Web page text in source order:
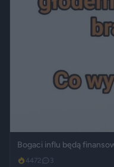
Bogaci influ będą
4472 3